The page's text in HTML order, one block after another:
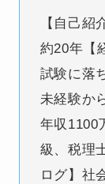
【自己紹
約20年【
試験に落
未経験か
年収1100
級、税理
ログ】社